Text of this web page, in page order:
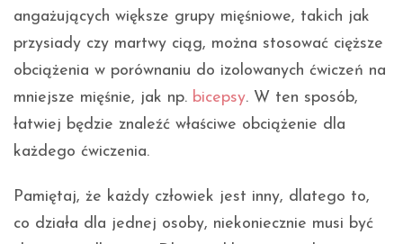
angażujących większe grupy mięśniowe, takich jak
przysiady czy martwy ciąg, można stosować cięższe
obciążenia w porównaniu do izolowanych ćwiczeń na
mniejsze mięśnie, jak np. bicepsy. W ten sposób,
łatwiej będzie znaleźć właściwe obciążenie dla
każdego ćwiczenia.
Pamiętaj, że każdy człowiek jest inny, dlatego to,
co działa dla jednej osoby, niekoniecznie musi być